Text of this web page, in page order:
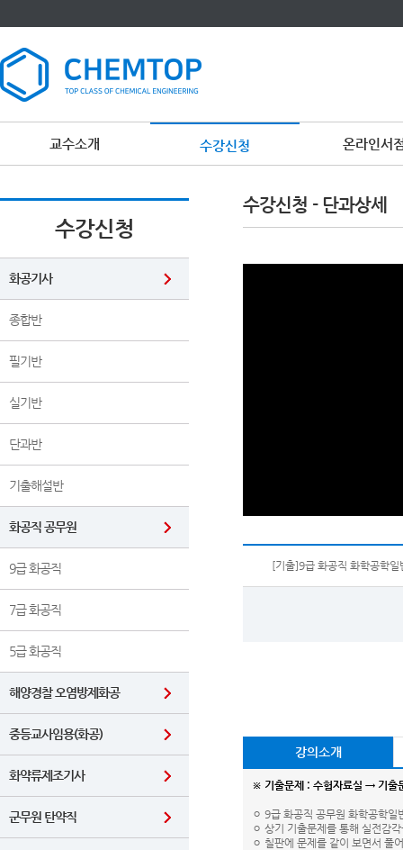
교수소개 수강신청 온라인서
약
관
보
수강신청
화공기사
종합반
필기반
실기반
단과반
기출해설반
화공직 공무원
9급 화공직
7급 화공직
5급 화공직
해양경찰 오염방제화공
중등교사임용(화공)
화약류제조기사
군무원 탄약직
수강신청 - 단과상세
[기출]9급 화공직 화학공학
강의소개
※ 기출문제 : 수험자료실 → 기출
ㅇ 9급 화공직 공무원 화학공학
ㅇ 상기 기출문제를 통해 실전감
ㅇ 칠판에 문제를 같이 보면서 풀